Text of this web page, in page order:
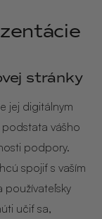
stránky
jej digitálnym
vášho
podpory.
spojiť s vaším
používateľsky
učiť sa,